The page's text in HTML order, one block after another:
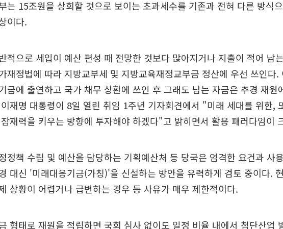
는 15조원을 상회할 것으로 보이는 초과세수를 기존과 전혀 다른 방식
이다.
적으로 세입이 예산 편성 때 전망한 것보다 많아지거나 지출이 적어 남
재정법에 따라 지방교부세 및 지방교육재정교부금 정산에 우선 쓰인다.
금에 출연하고 국가 채무 상환에 쓰인 후 그래도 남는 자금은 추경 재원
재명 대통령이 8일 열린 취임 1주년 기자회견에서 "미래 세대를 위한,
재력을 키우는 방향에 투자해야 하겠다"고 밝히면서 활용 패러다임이
정책 수립 및 예산을 담당하는 기획예산처 등 당국은 엄격한 요건과 사
대신 '미래대응기금(가칭)'을 신설하는 방안을 유력하게 검토 중이다.
상황이 어렵거나 급변하는 경우 등 사유가 매우 제한적이다.
형태로 재원을 적립하면 국회 심사 없이도 일정 비율 내에서 첨단산업